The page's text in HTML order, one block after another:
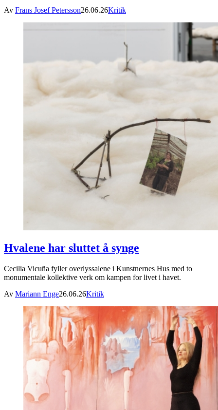
Av Frans Josef Petersson26.06.26Kritik
Hvalene har sluttet å synge
Cecilia Vicuña fyller overlyssalene i Kunstnernes Hus med to
monumentale kollektive verk om kampen for livet i havet.
Av Mariann Enge26.06.26Kritik